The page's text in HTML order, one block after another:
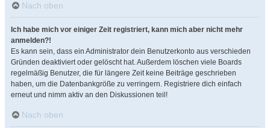
Nach oben
Ich habe mich vor einiger Zeit registriert, kann mich aber nicht mehr
anmelden?!
Es kann sein, dass ein Administrator dein Benutzerkonto aus verschieden
Gründen deaktiviert oder gelöscht hat. Außerdem löschen viele Boards
regelmäßig Benutzer, die für längere Zeit keine Beiträge geschrieben
haben, um die Datenbankgröße zu verringern. Registriere dich einfach
erneut und nimm aktiv an den Diskussionen teil!
Nach oben